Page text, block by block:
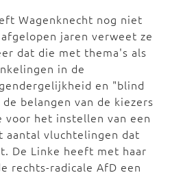
Wagenknecht nog niet
jaren verweet ze
dat die met thema's als
in de
en "blind
belangen van de kiezers
voor het instellen van een
aantal vluchtelingen dat
De Linke heeft met haar
rechts-radicale AfD een